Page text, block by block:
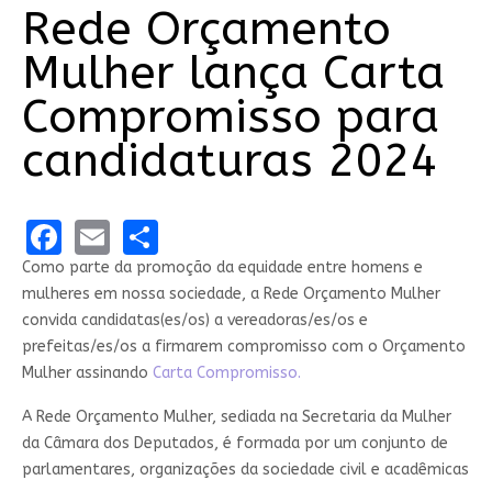
Rede Orçamento
Mulher lança Carta
Compromisso para
candidaturas 2024
Facebook
EmailShare
Como parte da promoção da equidade entre homens e
mulheres em nossa sociedade, a Rede Orçamento Mulher
convida candidatas(es/os) a vereadoras/es/os e
prefeitas/es/os a firmarem compromisso com o Orçamento
Mulher assinando Carta Compromisso.
A Rede Orçamento Mulher, sediada na Secretaria da Mulher
da Câmara dos Deputados, é formada por um conjunto de
parlamentares, organizações da sociedade civil e acadêmicas